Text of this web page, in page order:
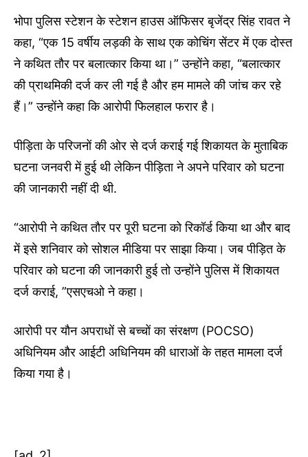
भोपा पुलिस स्टेशन के स्टेशन हाउस ऑफिसर बृजेंद्र सिंह रावत ने
कहा, “एक 15 वर्षीय लड़की के साथ एक कोचिंग सेंटर में एक दोस्त
ने कथित तौर पर बलात्कार किया था।” उन्होंने कहा, “बलात्कार
की प्राथमिकी दर्ज कर ली गई है और हम मामले की जांच कर रहे
हैं।” उन्होंने कहा कि आरोपी फिलहाल फरार है।
पीड़िता के परिजनों की ओर से दर्ज कराई गई शिकायत के मुताबिक
घटना जनवरी में हुई थी लेकिन पीड़िता ने अपने परिवार को घटना
की जानकारी नहीं दी थी.
“आरोपी ने कथित तौर पर पूरी घटना को रिकॉर्ड किया था और बाद
में इसे शनिवार को सोशल मीडिया पर साझा किया। जब पीड़ित के
परिवार को घटना की जानकारी हुई तो उन्होंने पुलिस में शिकायत
दर्ज कराई, ”एसएचओ ने कहा।
आरोपी पर यौन अपराधों से बच्चों का संरक्षण (POCSO)
अधिनियम और आईटी अधिनियम की धाराओं के तहत मामला दर्ज
किया गया है।